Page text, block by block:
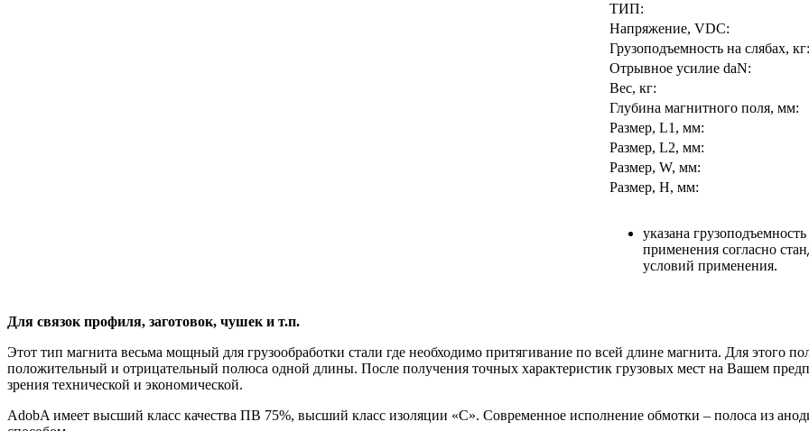
ТИП:
Напряжение, VDC:
Грузоподъемность на слябах, кг:
Отрывное усилие daN:
Вес, кг:
Глубина магнитного поля, мм:
Размер, L1, мм:
Размер, L2, мм:
Размер, W, мм:
Размер, H, мм:
указана
применения согласно
условий применения.
Для связок профиля, заготовок, чушек и т.п.
Этот тип магнита весьма мощный для грузообработки стали где необходимо притягивание по всей длине магнита. Для этого
положительный и отрицательный полюса одной длины. После получения точных характеристик грузовых мест на Вашем
зрения технической и экономической.
AdobA имеет высший класс качества ПВ 75%, высший класс изоляции «С». Современное исполнение обмотки – полоса из